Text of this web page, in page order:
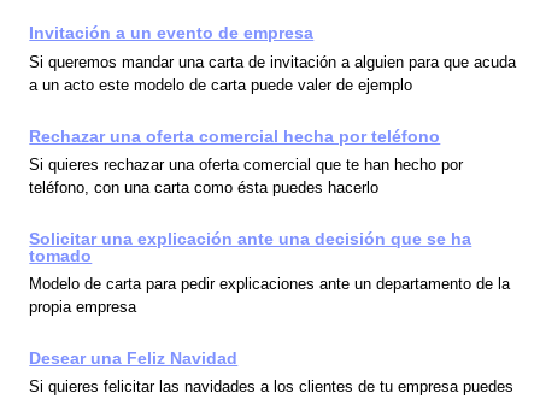
Invitación a un evento de empresa
Si queremos mandar una carta de invitación a alguien para que acuda
a un acto este modelo de carta puede valer de ejemplo
Rechazar una oferta comercial hecha por teléfono
Si quieres rechazar una oferta comercial que te han hecho por
teléfono, con una carta como ésta puedes hacerlo
Solicitar una explicación ante una decisión que se ha
tomado
Modelo de carta para pedir explicaciones ante un departamento de la
propia empresa
Desear una Feliz Navidad
Si quieres felicitar las navidades a los clientes de tu empresa puedes